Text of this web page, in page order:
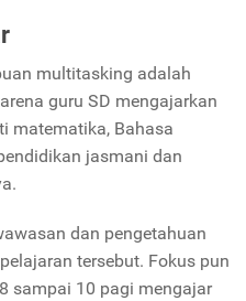
multitasking adalah
guru SD mengajarkan
matematika, Bahasa
jasmani dan
dan pengetahuan
tersebut. Fokus pun
sampai 10 pagi mengajar